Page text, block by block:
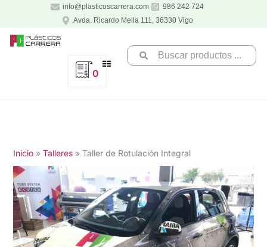
contenido
info@plasticoscarrera.com
986 242 724
Avda. Ricardo Mella 111, 36330 Vigo
Search
...
0
Inicio Talleres Taller de Rotulación Integral